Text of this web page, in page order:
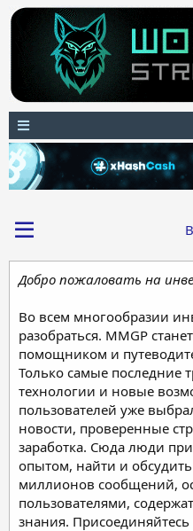
Добро пожаловать на
Во всем многообразии
разобраться. MMGP
помощником и
Только самые последние
технологии и новые
пользователей уже
новости, проверенные
заработка. Сюда люди
опытом, найти и
миллионов сообщений,
пользователями,
знания.